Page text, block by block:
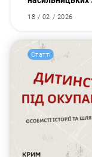
18 / 02 / 2026
Статті